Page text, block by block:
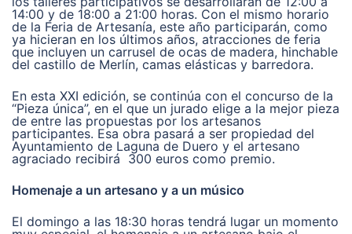
14:00 y de 18:00 a 21:00 horas. Con el mismo horario
de la Feria de Artesanía, este año participarán, como
ya hicieran en los últimos años, atracciones de feria
que incluyen un carrusel de ocas de madera, hinchable
del castillo de Merlín, camas elásticas y barredora.
En esta XXI edición, se continúa con el concurso de la
“Pieza única”, en el que un jurado elige a la mejor pieza
de entre las propuestas por los artesanos
participantes. Esa obra pasará a ser propiedad del
Ayuntamiento de Laguna de Duero y el artesano
agraciado recibirá 300 euros como premio.
Homenaje a un artesano y a un músico
El domingo a las 18:30 horas tendrá lugar un momento